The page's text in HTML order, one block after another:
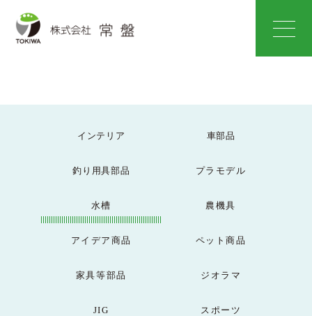
インテリア 車部品
釣り用具部品 プラモデル
水槽 農機具
アイデア商品 ペット商品
家具等部品 ジオラマ
JIG スポーツ